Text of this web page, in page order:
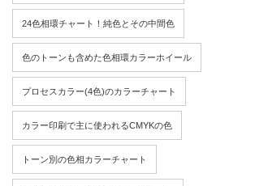
24色相環チャート！純色とその中間色
色のトーンも含めた色相環カラーホイール
プロセスカラー(4色)のカラーチャート
カラー印刷で主に使われるCMYKの色
トーン別の色相カラーチャート